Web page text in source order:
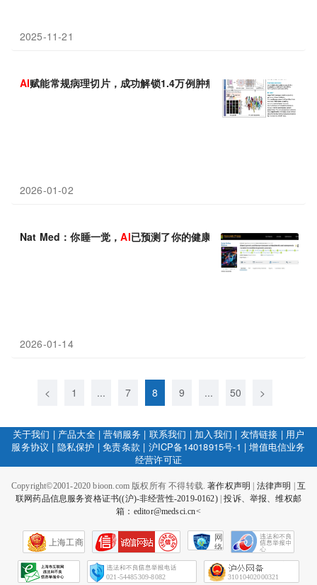
2025-11-21
AI赋能常规病理切片，成功解锁1.4万例肿瘤微环境的隐藏密码
2026-01-02
Nat Med：你睡一觉，AI已预测了你的健康未来——睡眠如何成为
2026-01-14
< 1 ... 7 8 9 ... 50 >
关于我们 | 产品大全|营销服务 | 联系我们 | 加入我们 | 友情链接 | 用户
服务协议 | 隐私保护 |免责条款 | 沪ICP备14018915号-1 |增值电信业务
经营许可证
Copyright©2001-2020 bioon.com 版权所有 不得转载.著作权声明 法律声明
互
联网药品信息服务资格证书((沪)-非经营性-2019-0162)|投诉、举报、维权邮
箱：editor@medsci.cn<
上海工商
网
络
会
征
021-54485309-8082 31010402000321